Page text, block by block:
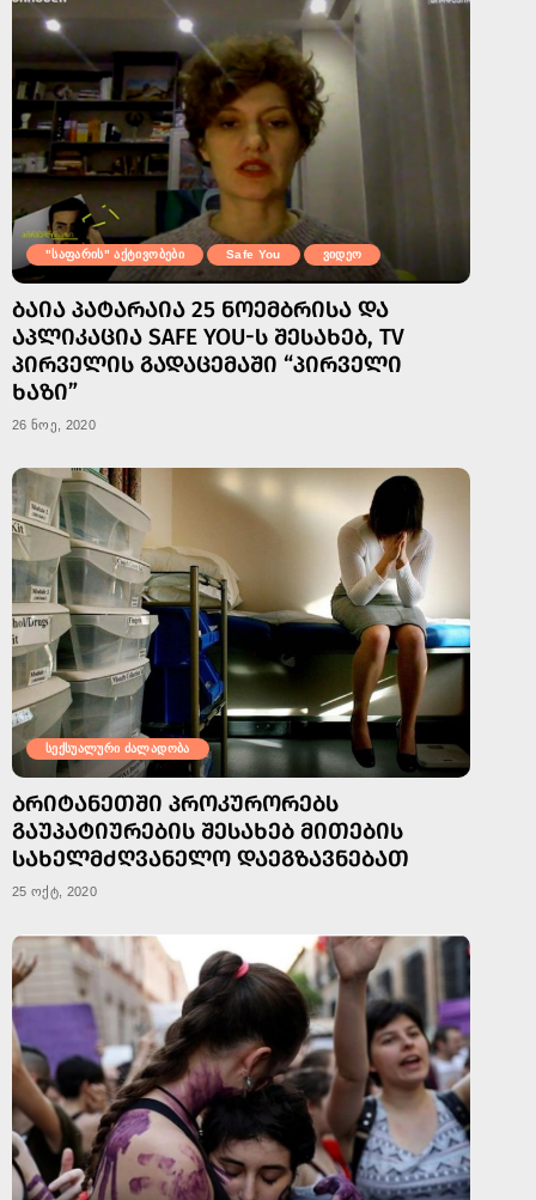
"საფარის" აქტივობები Safe You ვიდეო
ᲑᲐᲘᲐ ᲞᲐᲢᲐᲠᲐᲘᲐ 25 ᲜᲝᲔᲛᲑᲠᲘᲡᲐ ᲓᲐ
ᲐᲞᲚᲘᲙᲐᲪᲘᲐ SAFE YOU-Ს ᲨᲔᲡᲐᲮᲔᲑ, TV
ᲞᲘᲠᲕᲔᲚᲘᲡ ᲒᲐᲓᲐᲪᲔᲛᲐᲨᲘ “ᲞᲘᲠᲕᲔᲚᲘ
ᲮᲐᲖᲘ”
26 ნოე, 2020
სექსუალური ძალადობა
ᲑᲠᲘᲢᲐᲜᲔᲗᲨᲘ ᲞᲠᲝᲙᲣᲠᲝᲠᲔᲑᲡ
ᲒᲐᲣᲞᲐᲢᲘᲣᲠᲔᲑᲘᲡ ᲨᲔᲡᲐᲮᲔᲑ ᲛᲘᲗᲔᲑᲘᲡ
ᲡᲐᲮᲔᲚᲛᲫᲦᲕᲐᲜᲔᲚᲝ ᲓᲐᲔᲒᲖᲐᲕᲜᲔᲑᲐᲗ
25 ოქტ, 2020